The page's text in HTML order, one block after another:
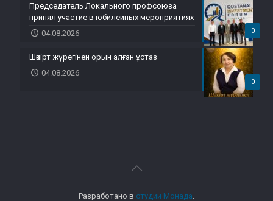
0
Председатель Локального профсоюза
принял участие в юбилейных мероприятиях
04.08.2026
0
Шәкірт жүрегінен орын алған ұстаз
04.08.2026
Разработано в студии Монада.